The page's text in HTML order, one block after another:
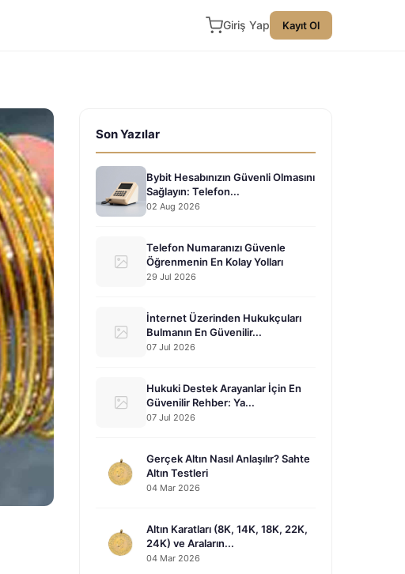
Giriş Yap Kayıt Ol
Son Yazılar
Bybit Hesabınızın Güvenli Olmasını
Sağlayın: Telefon...
02 Aug 2026
Telefon Numaranızı Güvenle
Öğrenmenin En Kolay Yolları
29 Jul 2026
İnternet Üzerinden Hukukçuları
Bulmanın En Güvenilir...
07 Jul 2026
Hukuki Destek Arayanlar İçin En
Güvenilir Rehber: Ya...
07 Jul 2026
Gerçek Altın Nasıl Anlaşılır? Sahte
Altın Testleri
04 Mar 2026
Altın Karatları (8K, 14K, 18K, 22K,
24K) ve Araların...
04 Mar 2026